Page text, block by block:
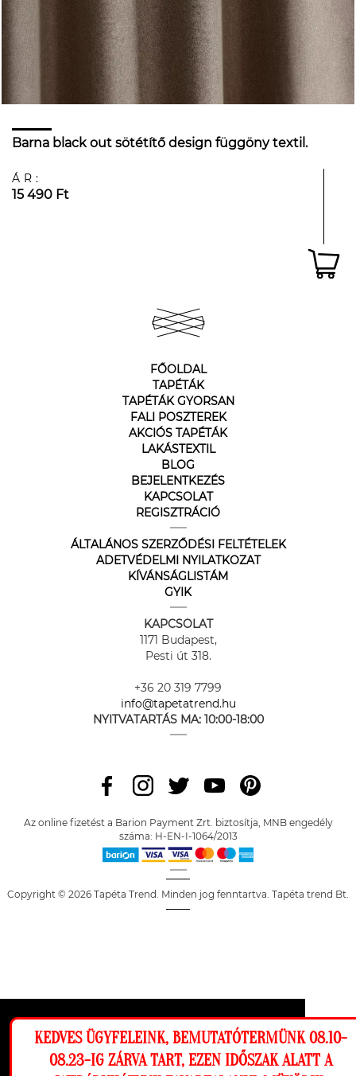
Ez a weboldal cookie-kat használ, hogy a
lehető legjobb élményt nyújtsa honlapunkon.
Barna black out sötétítő design függöny textil.
ÁR:
15 490 Ft
FŐOLDAL
TAPÉTÁK
TAPÉTÁK GYORSAN
FALI POSZTEREK
AKCIÓS TAPÉTÁK
LAKÁSTEXTIL
BLOG
BEJELENTKEZÉS
KAPCSOLAT
REGISZTRÁCIÓ
ÁLTALÁNOS SZERZŐDÉSI FELTÉTELEK
ADETVÉDELMI NYILATKOZAT
KÍVÁNSÁGLISTÁM
GYIK
KAPCSOLAT
1171 Budapest,
Pesti út 318.
+36 20 319 7799
info@tapetatrend.hu
NYITVATARTÁS MA: 10:00-18:00
Az online fizetést a Barion Payment Zrt. biztosítja, MNB engedély
száma: H-EN-I-1064/2013
Copyright © 2026 Tapéta Trend. Minden jog fenntartva. Tapéta trend Bt.
KEDVES ÜGYFELEINK, BEMUTATÓTERMÜNK 08.10-
08.23-IG ZÁRVA TART, EZEN IDŐSZAK ALATT A